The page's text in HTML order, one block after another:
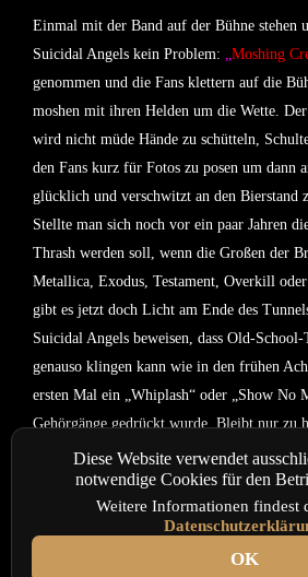
Einmal mit der Band auf der Bühne stehen
Suicidal Angels kein Problem:
Moshing
genommen und die Fans klettern auf die
moshen mit ihren Helden um die Wette.
wird nicht müde Hände zu schütteln,
den Fans kurz für Fotos zu posen um dann
glücklich und verschwitzt an den Bierstand
Stellte man sich noch vor ein paar Jahren
Thrash werden soll, wenn die Großen der
Metallica, Exodus, Testament, Overkill
gibt es jetzt doch Licht am Ende des
Suicidal Angels beweisen, dass Old-School-
genauso klingen kann wie in den frühen
ersten Mal ein „Whiplash“ oder „Show No
Gehörgänge gedrückt wurde. Bleibt nur zu
Niveau gehalten werden kann und sie diese
weiterhin gnadenlos durchziehen.
Text: Sandra Baumgartl
Diese Website verwendet
notwendige Cookies für den
Weitere Informationen findest
OK